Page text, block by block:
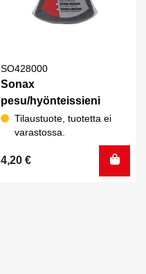
SO428000
Sonax
pesu/hyönteissieni
Tilaustuote, tuotetta ei
varastossa.
4,20 €